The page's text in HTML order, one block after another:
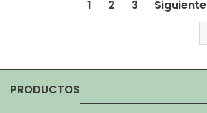
1 2 3 Siguiente
PRODUCTOS